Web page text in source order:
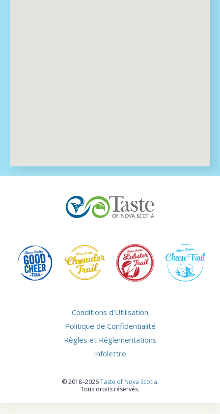
Conditions d'Utilisation
Politique de Confidentialité
Règles et Réglementations
Infolettre
©2018–2026 Taste of Nova Scotia.
Tous droits réservés.